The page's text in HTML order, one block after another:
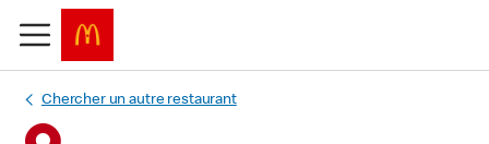
Chercher un autre restaurant